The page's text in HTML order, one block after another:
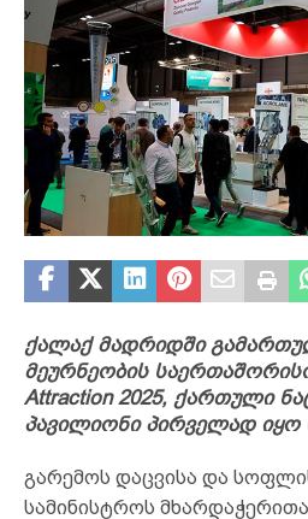
ქალაქ მადრიდში
მეურნეობის
Attraction 2025, ქართული
პავილიონი პირველად
გარემოს დაცვისა და
სამინისტროს